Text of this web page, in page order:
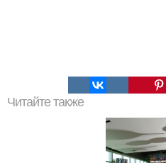
Читайте также